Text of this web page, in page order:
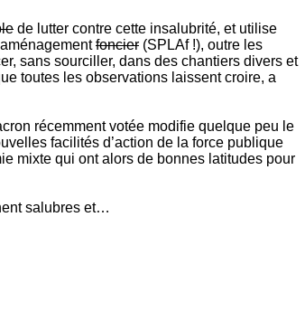
de lutter contre cette insalubrité, et utilise
foncier (SPLAf !), outre les
sans sourciller, dans des chantiers divers et
toutes les observations laissent croire, a
récemment votée modifie quelque peu le
facilités d’action de la force publique
mixte qui ont alors de bonnes latitudes pour
salubres et…